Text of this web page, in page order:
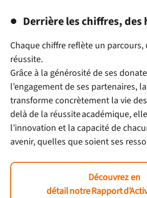
Derrière les chiffres, des
Chaque chiffre reflète un
réussite.
Grâce à la générosité de ses
l’engagement de ses partenaires,
transforme concrètement la vie
delà de la réussite académique,
l’innovation et la capacité de
avenir, quelles que soient ses
Découvrez en
détail notre Rapport